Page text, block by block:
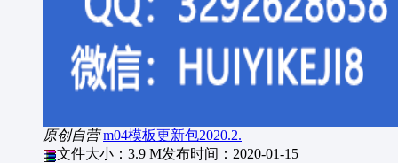
原创自营 m04模板更新包2020.2.
文件大小：3.9 M发布时间：2020-01-15